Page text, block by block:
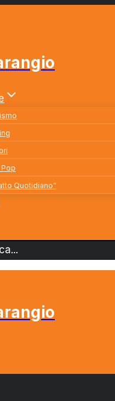
Pop
Quotidiano”